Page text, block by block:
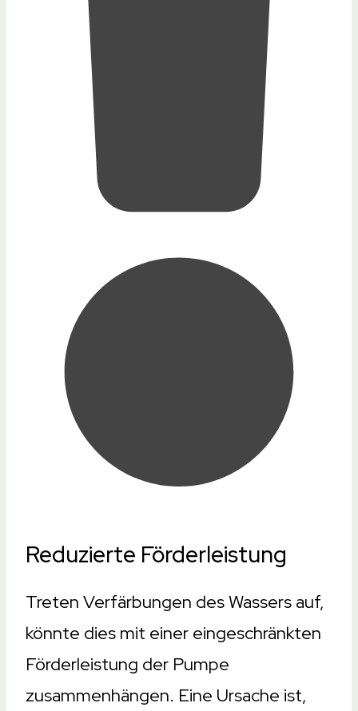
Reduzierte Förderleistung
Treten Verfärbungen des Wassers auf,
könnte dies mit einer eingeschränkten
Förderleistung der Pumpe
zusammenhängen. Eine Ursache ist,